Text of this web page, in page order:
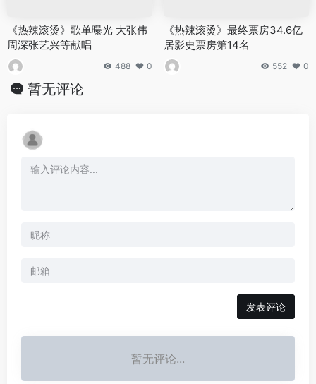
《热辣滚烫》歌单曝光 大张伟
周深张艺兴等献唱
488 0
《热辣滚烫》最终票房34.6亿
居影史票房第14名
552 0
暂无评论
发表评论
暂无评论...